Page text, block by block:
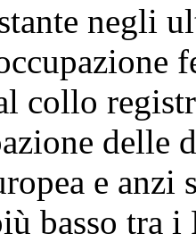
negli
collo
delle
e anzi
basso tra i